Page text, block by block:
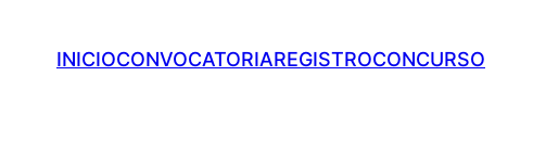
INICIOCONVOCATORIAREGISTROCONCURSO